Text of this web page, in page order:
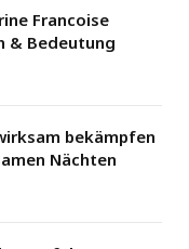
Francoise
& Bedeutung
bekämpfen
Nächten